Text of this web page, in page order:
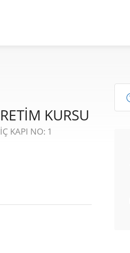
KURSU
KAPI NO: 1